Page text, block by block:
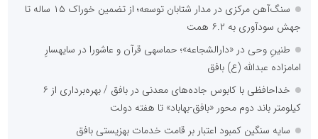
سنگ‌آهن مرکزی در مدار شتابان توسعه؛ از تضمین خوراک ۱۵ ساله تا
جهش سودآوری به ۶.۲ همت
طنینِ وحی در «دارالشجاعه»؛ حماسهی قرآن و عاشورا در سایهسارِ
امامزاده عبدالله (ع) بافق
خداحافظی با کابوس جاده‌های معدنی در بافق / بهره‌برداری از ۶
کیلومتر باند دوم محور «بافق-بهاباد» تا هفته دولت
سایه سنگین کمبود اعتبار بر قامت خدمات بهزیستی بافق